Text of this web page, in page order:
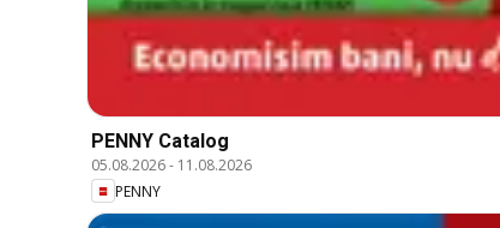
PENNY Catalog
05.08.2026- 11.08.2026
PENNY